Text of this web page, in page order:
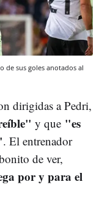
de sus goles anotados al
dirigidas a Pedri,
y que "es
. El entrenador
de ver,
por y para el